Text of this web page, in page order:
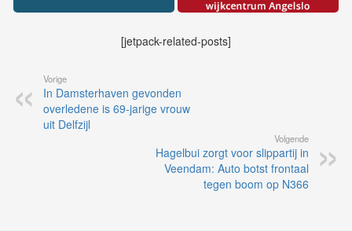
[jetpack-related-posts]
Vorige
In Damsterhaven gevonden
overledene is 69-jarige vrouw
uit Delfzijl
Volgende
Hagelbui zorgt voor slippartij in
Veendam: Auto botst frontaal
tegen boom op N366